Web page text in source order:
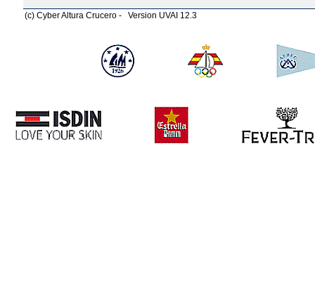
(c) Cyber Altura Crucero - Version UVAI 12.3